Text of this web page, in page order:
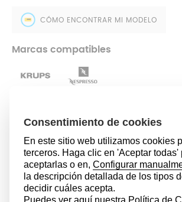
CÓMO ENCONTRAR MI MODELO
Marcas compatibles
7,49 € AÑADIR
Modelos compatibles
XN110110/JX0
XN110110/JX1